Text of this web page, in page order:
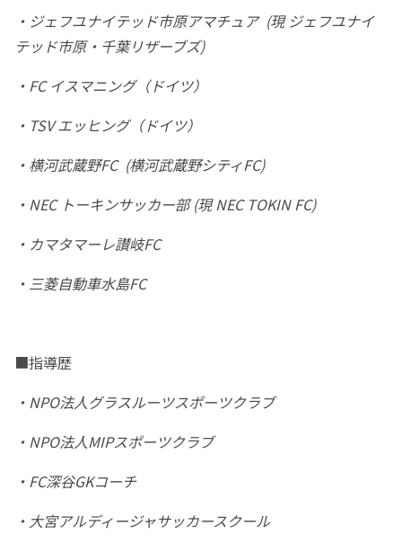
・ジェフユナイテッド市原アマチュア (現 ジェフユナイ
テッド市原・千葉リザーブズ)
・FC イスマニング（ドイツ）
・TSV エッヒング（ドイツ）
・横河武蔵野FC (横河武蔵野シティFC)
・NEC トーキンサッカー部 (現 NEC TOKIN FC)
・カマタマーレ讃岐FC
・三菱自動車水島FC
■指導歴
・NPO法人グラスルーツスポーツクラブ
・NPO法人MIPスポーツクラブ
・FC深谷GKコーチ
・大宮アルディージャサッカースクール